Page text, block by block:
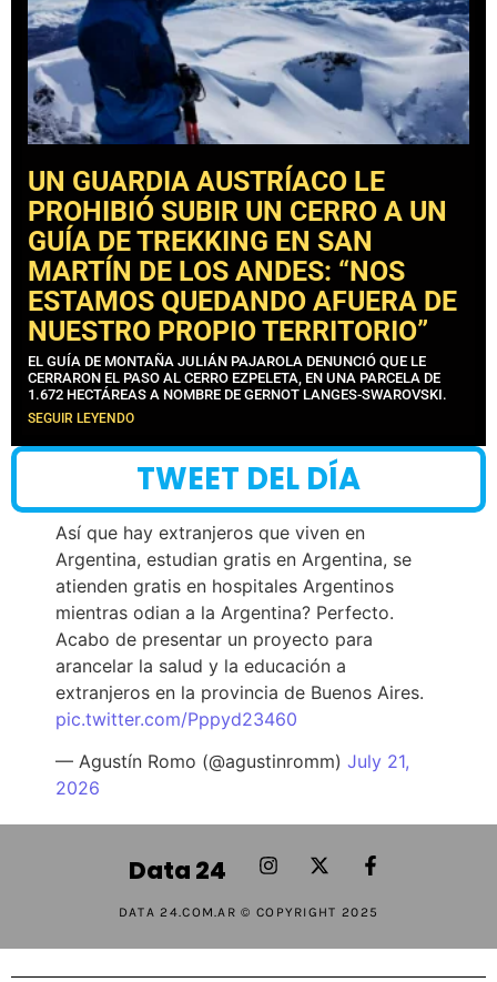
UN GUARDIA AUSTRÍACO LE
PROHIBIÓ SUBIR UN CERRO A UN
GUÍA DE TREKKING EN SAN
MARTÍN DE LOS ANDES: “NOS
ESTAMOS QUEDANDO AFUERA DE
NUESTRO PROPIO TERRITORIO”
EL GUÍA DE MONTAÑA JULIÁN PAJAROLA DENUNCIÓ QUE LE
CERRARON EL PASO AL CERRO EZPELETA, EN UNA PARCELA DE
1.672 HECTÁREAS A NOMBRE DE GERNOT LANGES-SWAROVSKI.
SEGUIR LEYENDO
TWEET DEL DÍA
Así que hay extranjeros que viven en
Argentina, estudian gratis en Argentina, se
atienden gratis en hospitales Argentinos
mientras odian a la Argentina? Perfecto.
Acabo de presentar un proyecto para
arancelar la salud y la educación a
extranjeros en la provincia de Buenos Aires.
pic.twitter.com/Pppyd23460
— Agustín Romo (@agustinromm) July 21,
2026
Data 24
DATA 24.COM.AR © COPYRIGHT 2025